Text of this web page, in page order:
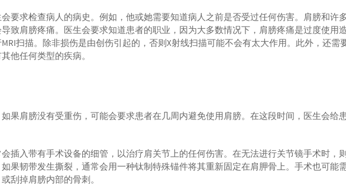
要求检查病人的病史。例如，他或她需要知道病人之前是否受过任何伤害。肩膀和许
致肩膀疼痛。医生会要求知道患者的职业，因为大多数情况下，肩膀疼痛是过度使用
扫描。除非损伤是由创伤引起的，否则X射线扫描可能不会有太大作用。此外，还需
他任何类型的疾病。
果肩膀没有受重伤，可能会要求患者在几周内避免使用肩膀。在这段时间，医生会给
插入带有手术设备的细管，以治疗肩关节上的任何伤害。在无法进行关节镜手术时，
果韧带发生撕裂，通常会用一种钛制特殊锚件将其重新固定在肩胛骨上。手术也可能
刮掉肩膀内部的骨刺。